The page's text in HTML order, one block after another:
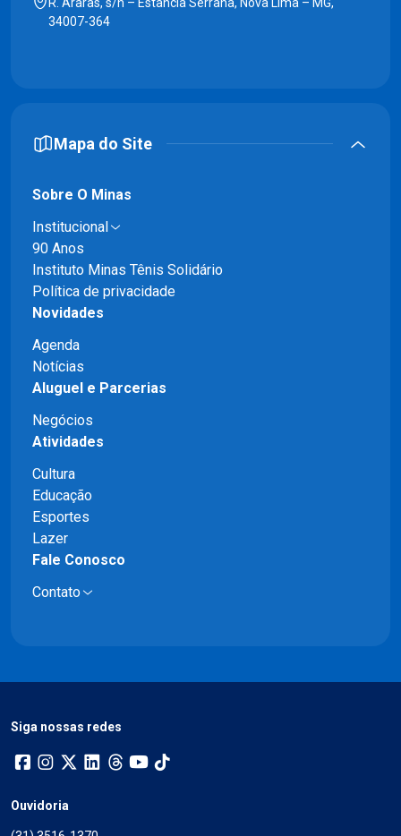
34007-364
Mapa do Site
Sobre O Minas
Institucional
90 Anos
Instituto Minas Tênis Solidário
Política de privacidade
Novidades
Agenda
Notícias
Aluguel e Parcerias
Negócios
Atividades
Cultura
Educação
Esportes
Lazer
Fale Conosco
Contato
Siga nossas redes
Ouvidoria